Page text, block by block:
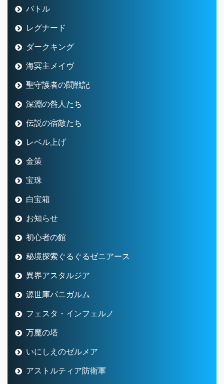
バトル
レグナード
ダークキング
海冥主メイヴ
聖守護者の闘戦記
深淵の咎人たち
伝説の宿敵たち
レベル上げ
金策
宝珠
白宝箱
お知らせ
初心者の館
秘境探索ぐるぐるゼニアース
異界アスタルジア
源世庫パニガルム
フェスタ・インフェルノ
万魔の塔
いにしえのゼルメア
アストルティア防衛軍